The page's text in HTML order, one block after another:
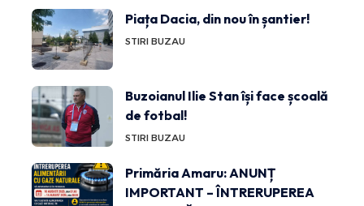
Piața Dacia, din nou în șantier!
STIRI BUZAU
Buzoianul Ilie Stan își face școală
de fotbal!
STIRI BUZAU
Primăria Amaru: ANUNȚ
IMPORTANT – ÎNTRERUPEREA